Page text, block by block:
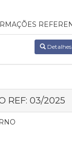
Detalhes
REF: 03/2025